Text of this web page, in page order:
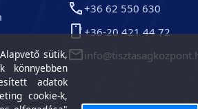
+36 62 550 630
+36-20 421 44 72
sütik,
könnyebben
adatok
cookie-k,